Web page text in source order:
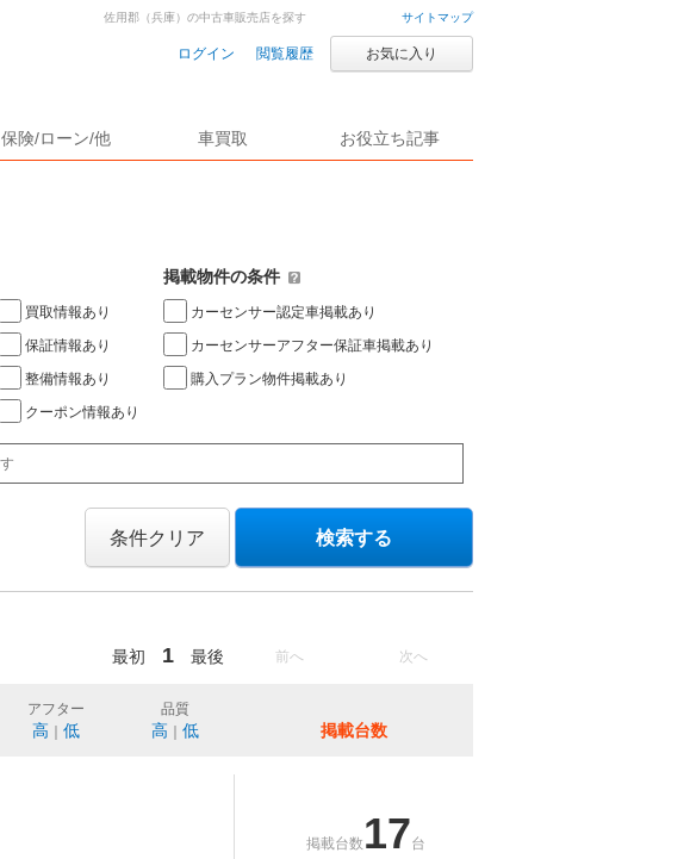
サイトマップ
ログイン 閲覧履歴 お気に入り
保険/ローン/他 車買取 お役立ち記事
佐用郡（兵庫）の中古車販売店を探す
買取情報あり
保証情報あり
整備情報あり
クーポン情報あり
掲載物件の条件
カーセンサー認定車掲載あり
カーセンサーアフター保証車掲載あり
購入プラン物件掲載あり
条件クリア 検索する
前へ 次へ
最初 1 最後
アフター
高 低
品質
高 低 掲載台数
掲載台数 17台